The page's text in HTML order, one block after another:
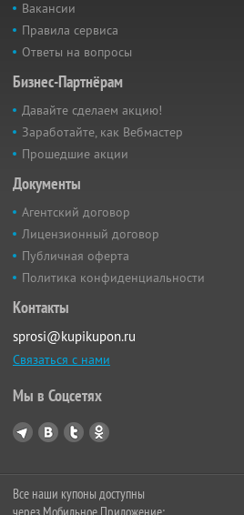
Вакансии
Правила сервиса
Ответы на вопросы
Бизнес-Партнёрам
Давайте сделаем акцию!
Заработайте, как Вебмастер
Прошедшие акции
Документы
Агентский договор
Лицензионный договор
Публичная оферта
Политика конфиденциальности
Контакты
sprosi@kupikupon.ru
Связаться с нами
Мы в Соцсетях
Все наши купоны доступны